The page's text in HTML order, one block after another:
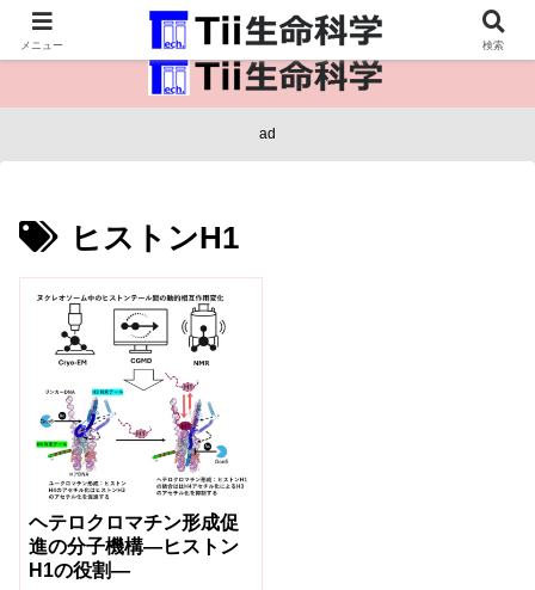
医療保健・生命・生物の情報インフラ。
ad
ヒストンH1
ヘテロクロマチン形成促
進の分子機構―ヒストン
H1の役割―
メニュー 検索